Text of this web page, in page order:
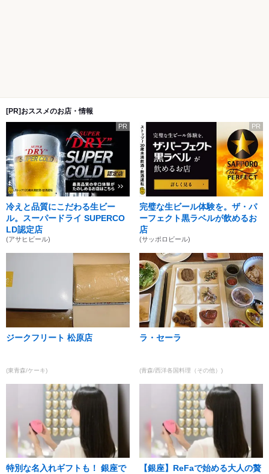
[PR]おススメのお店・情報
PR
冷えと品質にこだわる生ビー
ル。スーパードライ SUPERCO
LD認定店
(アサヒビール)
PR
完璧な生ビール体験を。ザ・パ
ーフェクト黒ラベルが飲めるお
店
(サッポロビール)
ジークフリート 松原店
(東青森/ケーキ)
ラ・セーラ
(青森/西洋各国料理（その他）)
特別な名入れギフトも！ 銀座で
【銀座】ReFaで始める大人の贅